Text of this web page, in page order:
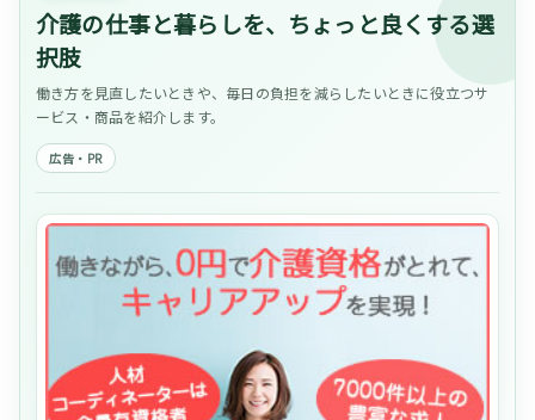
介護の仕事と暮らしを、ちょっと良くする選
択肢
働き方を見直したいときや、毎日の負担を減らしたいときに役立つサ
ービス・商品を紹介します。
広告・PR